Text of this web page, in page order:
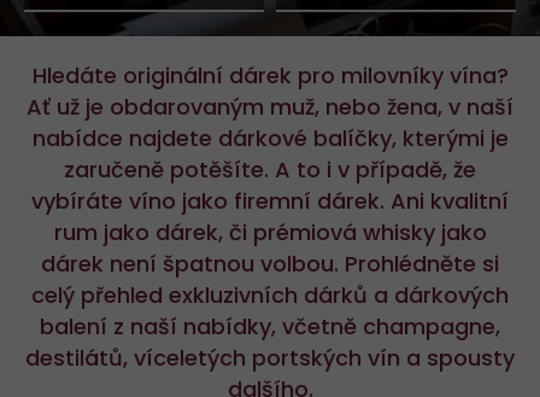
Hledáte originální dárek pro milovníky vína?
Ať už je obdarovaným muž, nebo žena, v naší
nabídce najdete dárkové balíčky, kterými je
zaručeně potěšíte. A to i v případě, že
vybíráte víno jako firemní dárek. Ani kvalitní
rum jako dárek, či prémiová whisky jako
dárek není špatnou volbou. Prohlédněte si
celý přehled exkluzivních dárků a dárkových
balení z naší nabídky, včetně champagne,
destilátů, víceletých portských vín a spousty
dalšího.